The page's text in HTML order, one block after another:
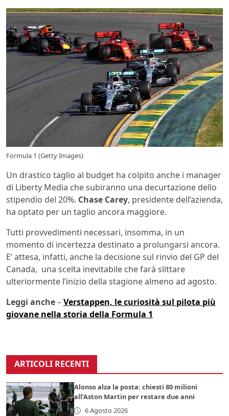
Formula 1 (Getty Images)
Un drastico taglio al budget ha colpito anche i manager
di Liberty Media che subiranno una decurtazione dello
stipendio del 20%. Chase Carey, presidente dell’azienda,
ha optato per un taglio ancora maggiore.
Tutti provvedimenti necessari, insomma, in un
momento di incertezza destinato a prolungarsi ancora.
E’ attesa, infatti, anche la decisione sul rinvio del GP del
Canada, una scelta inevitabile che farà slittare
ulteriormente l’inizio della stagione almeno ad agosto.
Leggi anche–Verstappen, le curiosità sul pilota più
giovane nella storia della Formula 1
ARTICOLI RECENTI
Alonso alza la posta: chiesti 80 milioni
all’Aston Martin per restare due anni
6 Agosto 2026